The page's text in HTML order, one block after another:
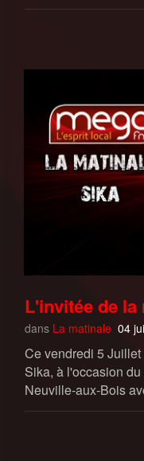
L'invitée de
dans La matinale 04
Ce vendredi 5
Sika, à l'occasion
Neuville-aux-Bois